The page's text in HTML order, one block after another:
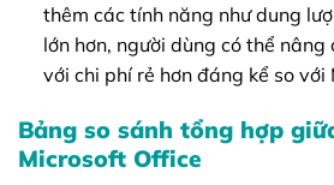
thêm các tính năng như dung
lớn hơn, người dùng có thể
với chi phí rẻ hơn đáng kể so
Bảng so sánh tổng hợp
Microsoft Office